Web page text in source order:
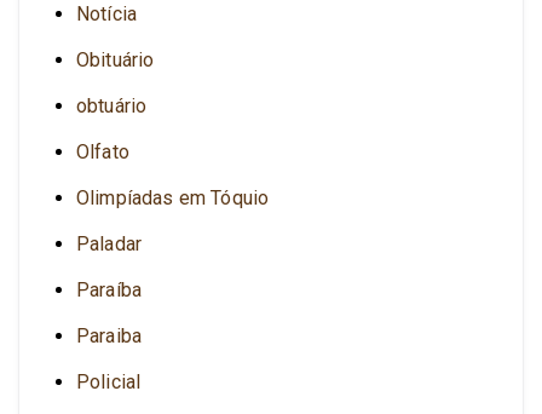
Notícia
Obituário
obtuário
Olfato
Olimpíadas em Tóquio
Paladar
Paraíba
Paraiba
Policial